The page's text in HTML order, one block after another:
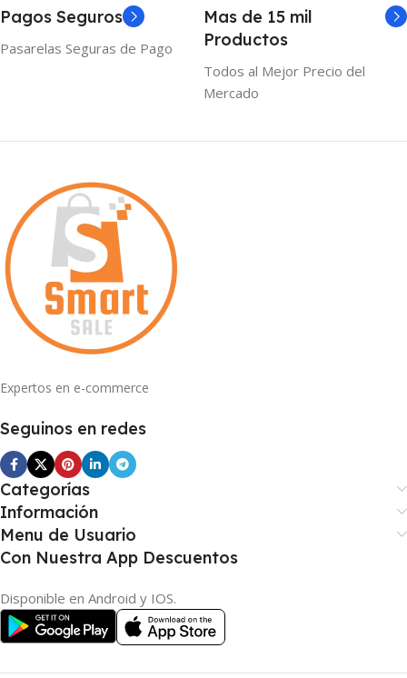
Pagos Seguros
Pasarelas Seguras de Pago
Mas de 15 mil
Productos
Todos al Mejor Precio del
Mercado
Expertos en e-commerce
Seguinos en redes
Categorías
Información
Menu de Usuario
Con Nuestra App Descuentos
Disponible en Android y IOS.